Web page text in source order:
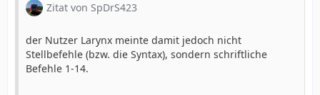
Zitat von SpDrS423
der Nutzer Larynx meinte damit jedoch nicht
Stellbefehle (bzw. die Syntax), sondern schriftliche
Befehle 1-14.